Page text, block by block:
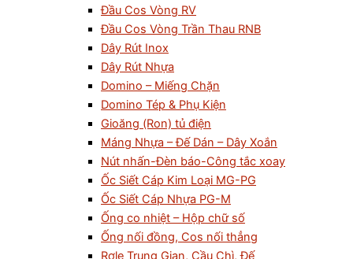
Đầu Cos Vòng RV
Đầu Cos Vòng Trần Thau RNB
Dây Rút Inox
Dây Rút Nhựa
Domino – Miếng Chặn
Domino Tép & Phụ Kiện
Gioăng (Ron) tủ điện
Máng Nhựa – Đế Dán – Dây Xoắn
Nút nhấn-Đèn báo-Công tắc xoay
Ốc Siết Cáp Kim Loại MG-PG
Ốc Siết Cáp Nhựa PG-M
Ống co nhiệt – Hộp chữ số
Ống nối đồng, Cos nối thẳng
Rơle Trung Gian, Cầu Chì, Đế